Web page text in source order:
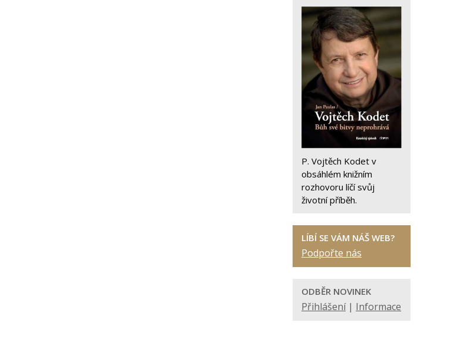
P. Vojtěch Kodet v
obsáhlém knižním
rozhovoru líčí svůj
životní příběh.
LÍBÍ SE VÁM NÁŠ WEB?
Podpořte nás
ODBĚR NOVINEK
Přihlášení| Informace